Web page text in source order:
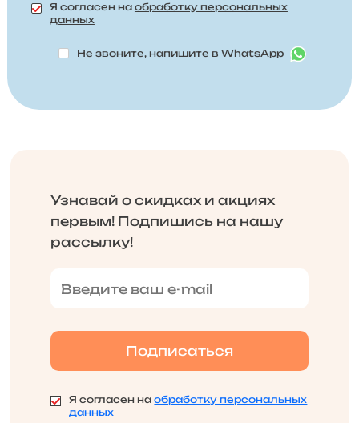
Я согласен на обработку персональных
данных
Не звоните, напишите в WhatsApp
Узнавай о скидках и акциях
первым! Подпишись на нашу
рассылку!
Я согласен наобработку персональных
данных